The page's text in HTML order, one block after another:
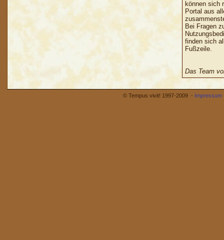
können sich
Portal aus
Bei Fragen
finden sich
Fußzeile.
Das Team
© Tempus vivit! 1997-2009 - Impressum